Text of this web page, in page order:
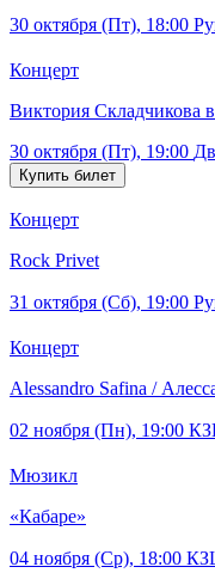
30 октября (Пт), 18:00
Концерт
Виктория Складчикова
30 октября (Пт), 19:00
Концерт
Rock Privet
31 октября (Сб), 19:00
Концерт
Alessandro Safina /
02 ноября (Пн), 19:00
Мюзикл
«Кабаре»
04 ноября (Ср), 18:00